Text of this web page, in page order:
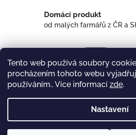
Tento web používá soubory
procházením tohoto webu
používáním.. Více informací zde.
Nastavení
Domácí produkt
od malých farmářů z ČR a
Diskuze
Popis produktu není dostupný